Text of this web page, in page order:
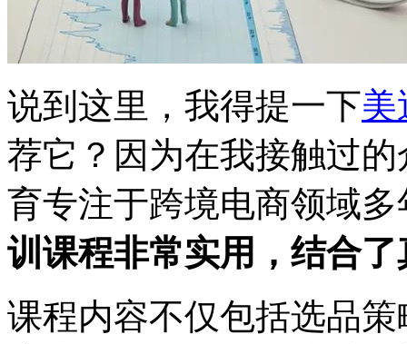
说到这里，我得提一下美
荐它？因为在我接触过
育专注于跨境电商领域
训课程非常实用，结合
课程内容不仅包括选品